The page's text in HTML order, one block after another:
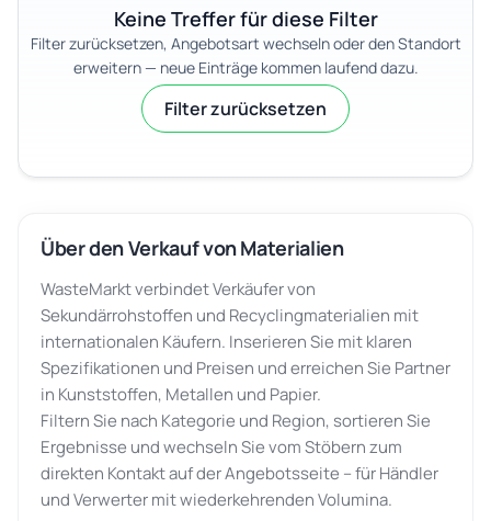
Keine Treffer für diese Filter
Filter zurücksetzen, Angebotsart wechseln oder den Standort
erweitern — neue Einträge kommen laufend dazu.
Filter zurücksetzen
Über den Verkauf von Materialien
WasteMarkt verbindet Verkäufer von
Sekundärrohstoffen und Recyclingmaterialien mit
internationalen Käufern. Inserieren Sie mit klaren
Spezifikationen und Preisen und erreichen Sie Partner
in Kunststoffen, Metallen und Papier.
Filtern Sie nach Kategorie und Region, sortieren Sie
Ergebnisse und wechseln Sie vom Stöbern zum
direkten Kontakt auf der Angebotsseite – für Händler
und Verwerter mit wiederkehrenden Volumina.